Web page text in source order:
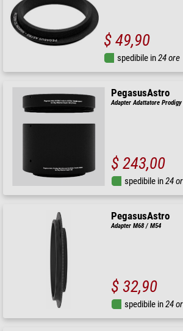
$ 49,90
spedibile in24 ore
PegasusAstro
Adapter Adattatore
$ 243,00
spedibile in24
PegasusAstro
Adapter M68 / M54
$ 32,90
spedibile in24